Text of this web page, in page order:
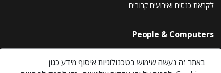
לקראת כנסים ואירועים קרובים
People & Computers
About Us
Privacy Policy
באתר זה נעשה שימוש בטכנולוגיות איסוף מידע כגון